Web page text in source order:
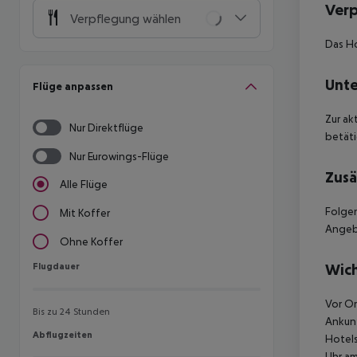
Verpflegung wählen
Flüge anpassen
Nur Direktflüge
Nur Eurowings-Flüge
Alle Flüge
Mit Koffer
Ohne Koffer
Flugdauer
Flugdauer
Bis zu 24 Stunden
Abflugzeiten
Abflugzeiten
Das
Zur
Vor